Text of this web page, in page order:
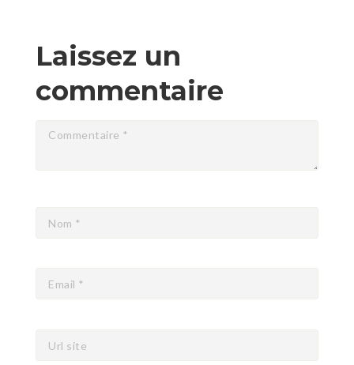
Laissez un
commentaire